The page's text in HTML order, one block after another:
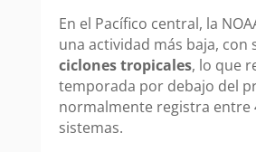
En el Pacífico central, la
una actividad más baja, con
ciclones tropicales, lo que
temporada por debajo del
normalmente registra entre
sistemas.